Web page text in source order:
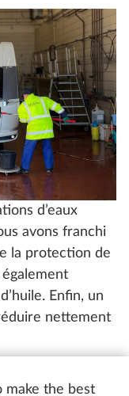
make the best
d’eaux
avons franchi
la protection de
également
Enfin, un
nettement